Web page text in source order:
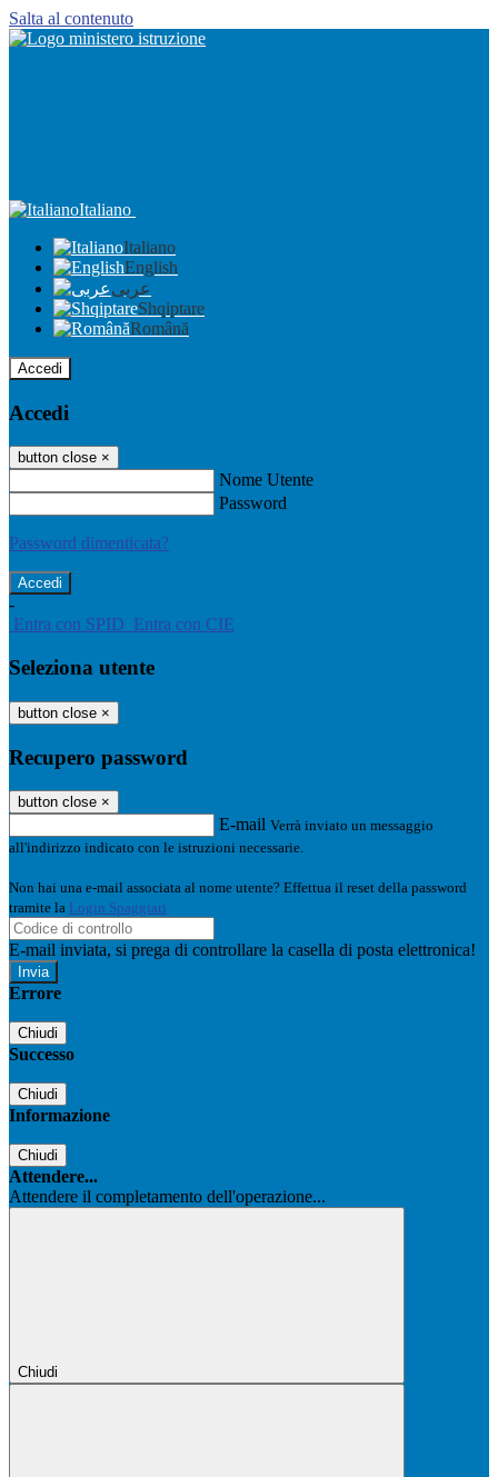
Salta al contenuto
Italiano
Italiano
English
عربى
Shqiptare
Română
Accedi
Accedi
button close ×
Nome Utente
Password
Password dimenticata?
-
Entra con SPID Entra con CIE
Seleziona utente
button close ×
Recupero password
button close ×
E-mail Verrà inviato un messaggio
all'indirizzo indicato con le istruzioni necessarie.
Non hai una e-mail associata al nome utente? Effettua il reset della password
tramite la Login Spaggiari
E-mail inviata, si prega di controllare la casella di posta elettronica!
Errore
Chiudi
Successo
Chiudi
Informazione
Chiudi
Attendere...
Attendere il completamento dell'operazione...
Chiudi